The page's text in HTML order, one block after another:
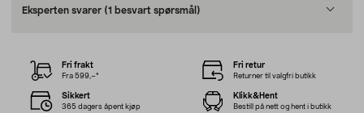
Eksperten svarer (1 besvart spørsmål)
Fri frakt
Fra 599,–*
Fri retur
Returner til valgfri butikk
Sikkert
365 dagers åpent kjøp
Klikk&Hent
Bestill på nett og hent i butikk